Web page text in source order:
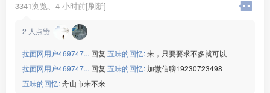
3341浏览、 4 小时前[刷新]
2 人点赞
拉面网用户469747... 回复 五味的回忆:来，只要要求不多就可以
拉面网用户469747... 回复 五味的回忆:加微信聊19230723498
五味的回忆:舟山市来不来